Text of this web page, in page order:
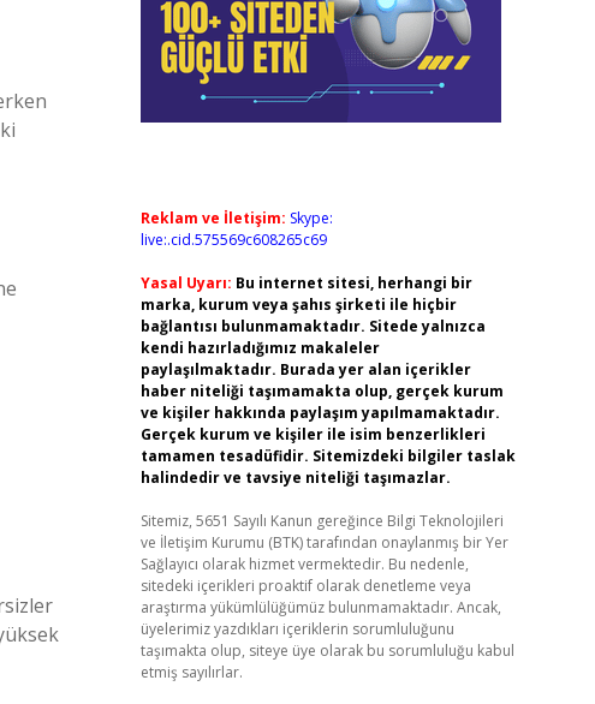
Reklam ve İletişim: Skype:
live:.cid.575569c608265c69
Yasal Uyarı: Bu internet sitesi, herhangi bir
marka, kurum veya şahıs şirketi ile hiçbir
bağlantısı bulunmamaktadır. Sitede yalnızca
kendi hazırladığımız makaleler
paylaşılmaktadır. Burada yer alan içerikler
haber niteliği taşımamakta olup, gerçek kurum
ve kişiler hakkında paylaşım yapılmamaktadır.
Gerçek kurum ve kişiler ile isim benzerlikleri
tamamen tesadüfidir. Sitemizdeki bilgiler taslak
halindedir ve tavsiye niteliği taşımazlar.
Sitemiz, 5651 Sayılı Kanun gereğince Bilgi Teknolojileri
ve İletişim Kurumu (BTK) tarafından onaylanmış bir Yer
Sağlayıcı olarak hizmet vermektedir. Bu nedenle,
sitedeki içerikleri proaktif olarak denetleme veya
araştırma yükümlülüğümüz bulunmamaktadır. Ancak,
üyelerimiz yazdıkları içeriklerin sorumluluğunu
taşımakta olup, siteye üye olarak bu sorumluluğu kabul
etmiş sayılırlar.